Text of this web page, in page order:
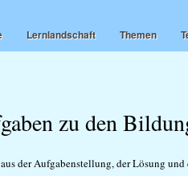
Lernlandschaft Themen
zu den
der Aufgabenstellung, der Lösung